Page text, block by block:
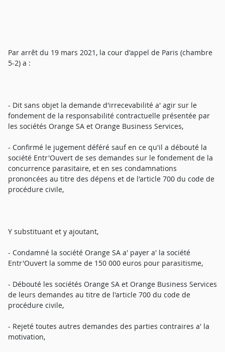
Par arrêt du 19 mars 2021, la cour d'appel de Paris (chambre
5-2) a :
- Dit sans objet la demande d'irrecevabilité a' agir sur le
fondement de la responsabilité contractuelle présentée par
les sociétés Orange SA et Orange Business Services,
- Confirmé le jugement déféré sauf en ce qu'il a débouté la
société Entr'Ouvert de ses demandes sur le fondement de la
concurrence parasitaire, et en ses condamnations
prononcées au titre des dépens et de l'article 700 du code de
procédure civile,
Y substituant et y ajoutant,
- Condamné la société Orange SA a' payer a' la société
Entr'Ouvert la somme de 150 000 euros pour parasitisme,
- Débouté les sociétés Orange SA et Orange Business Services
de leurs demandes au titre de l'article 700 du code de
procédure civile,
- Rejeté toutes autres demandes des parties contraires a' la
motivation,